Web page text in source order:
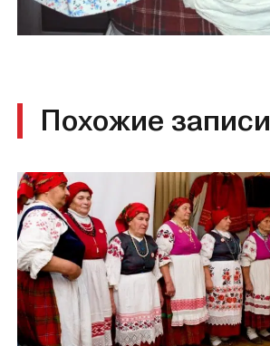
Похожие записи